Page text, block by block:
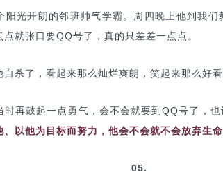
阳光开朗的邻班帅气学霸。周四晚上他到我
就张口要QQ号了，真的只差差一点点。
杀了，看起来那么灿烂爽朗，笑起来那么好
时再鼓起一点勇气，会不会就要到QQ号了，
以他为目标而努力，他会不会就不会放弃生
05.